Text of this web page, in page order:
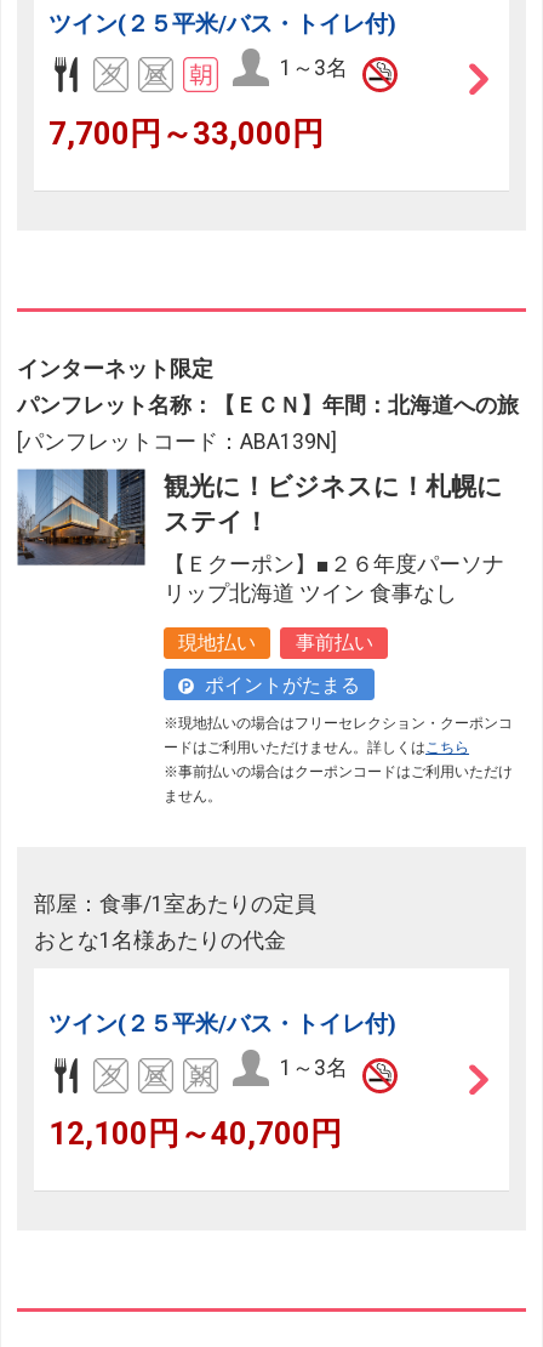
ツイン(２５平米/バス・トイレ付)
1～3名
7,700円～33,000円
インターネット限定
パンフレット名称：【ＥＣＮ】年間：北海道への旅
[パンフレットコード：ABA139N]
観光に！ビジネスに！札幌に
ステイ！
【Ｅクーポン】■２６年度パーソナ
リップ北海道 ツイン 食事なし
現地払い
事前払い
ポイントがたまる
※現地払いの場合はフリーセレクション・クーポンコ
ードはご利用いただけません。詳しくはこちら
※事前払いの場合はクーポンコードはご利用いただけ
ません。
部屋：食事/1室あたりの定員
おとな1名様あたりの代金
ツイン(２５平米/バス・トイレ付)
1～3名
12,100円～40,700円